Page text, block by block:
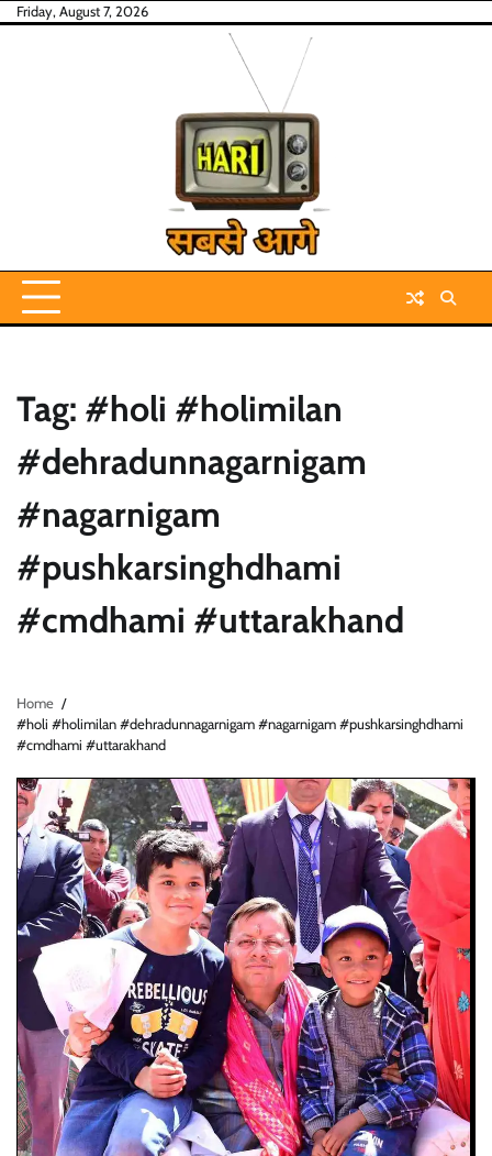
SkipFriday, August 7, 2026
Tag: #holi #holimilan
#dehradunnagarnigam
#nagarnigam
#pushkarsinghdhami
#cmdhami #uttarakhand
Home
#holi #holimilan #dehradunnagarnigam #nagarnigam #pushkarsinghdhami
#cmdhami #uttarakhand